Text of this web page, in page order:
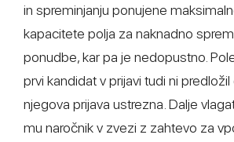
in spreminjanju ponujene
kapacitete polja za naknadno
ponudbe, kar pa je nedopustno.
prvi kandidat v prijavi tudi ni
njegova prijava ustrezna. Dalje
mu naročnik v zvezi z zahtevo za